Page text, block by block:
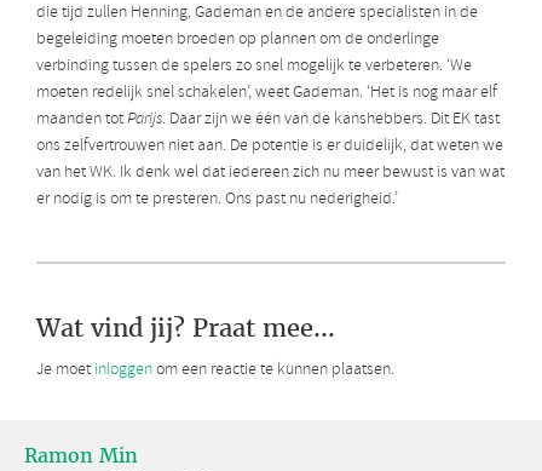
die tijd zullen Henning, Gademan en de andere specialisten in de
begeleiding moeten broeden op plannen om de onderlinge
verbinding tussen de spelers zo snel mogelijk te verbeteren. ‘We
moeten redelijk snel schakelen’, weet Gademan. ‘Het is nog maar elf
maanden totParijs. Daar zijn we één van de kanshebbers. Dit EK tast
ons zelfvertrouwen niet aan. De potentie is er duidelijk, dat weten we
van het WK. Ik denk wel dat iedereen zich nu meer bewust is van wat
er nodig is om te presteren. Ons past nu nederigheid.’
Wat vind jij? Praat mee...
Je moet inloggenom een reactie te kunnen plaatsen.
Ramon Min